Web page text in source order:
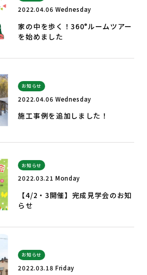
2022.04.06 Wednesday
家の中を歩く！360°ルームツアー
を始めました
お知らせ
2022.04.06 Wednesday
施工事例を追加しました！
お知らせ
2022.03.21 Monday
【4/2・3開催】完成見学会のお知
らせ
お知らせ
2022.03.18 Friday